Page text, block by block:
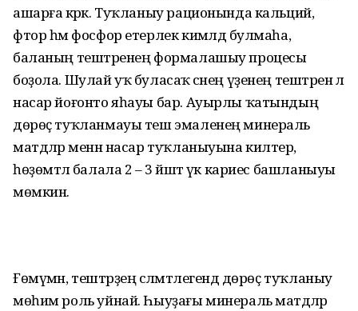
ашарға кәрәк. Туҡланыу рационында кальций,
фтор һәм фосфор етерлек кимәлдә булмаһа,
баланың тештәренең формалашыу процесы
боҙола. Шулай уҡ буласаҡ әсәнең үҙенең тештәренә лә
насар йоғонто яһауы бар. Ауырлы ҡатындың
дөрөҫ туҡланмауы теш эмаленең минераль
матдәләр менән насар туҡланыуына килтерә,
һөҙөмтәлә балала 2 – 3 йәштә үк кариес башланыуы
мөмкин.
Ғөмүмән, тештәрҙең сәләмәтлегендә дөрөҫ туҡланыу
мөһим роль уйнай. Һыуҙағы минераль матдәләр